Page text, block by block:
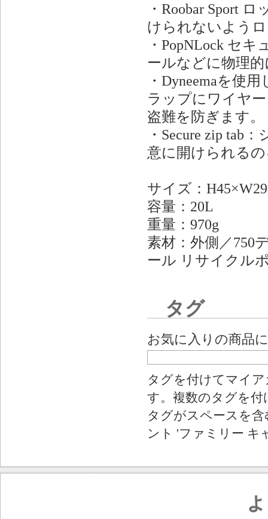
・Roobar Sport
けられないよう
・PopNLock セ
ールなどに物理
・Dyneemaを使
ラップにワイヤ
盗難を防ぎます。
・Secure zip tab
意に開けられる
サイズ：
容量：20L
重量：970g
素材：外側／750
ール リサイクル
タグ
お気に入りの商品
タグを付けてマイ
す。複数のタグを
タグがスペースを
ント 'ファミリー キ